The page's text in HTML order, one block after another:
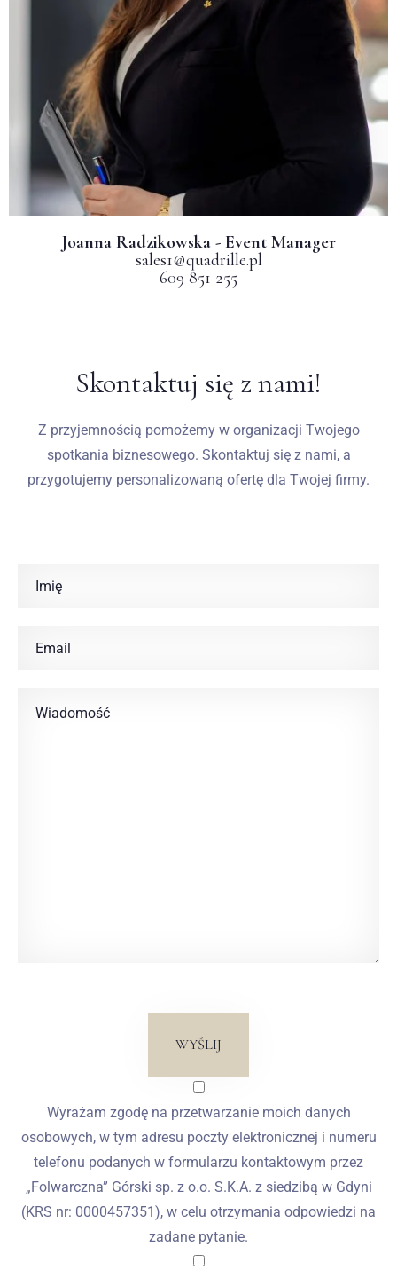
Joanna Radzikowska - Event Manager
sales1@quadrille.pl
609 851 255
Skontaktuj się z nami!
Z przyjemnością pomożemy w organizacji Twojego
spotkania biznesowego. Skontaktuj się z nami, a
przygotujemy personalizowaną ofertę dla Twojej firmy.
WYŚLIJ
Wyrażam zgodę na przetwarzanie moich danych
osobowych, w tym adresu poczty elektronicznej i numeru
telefonu podanych w formularzu kontaktowym przez
„Folwarczna” Górski sp. z o.o. S.K.A. z siedzibą w Gdyni
(KRS nr: 0000457351), w celu otrzymania odpowiedzi na
zadane pytanie.